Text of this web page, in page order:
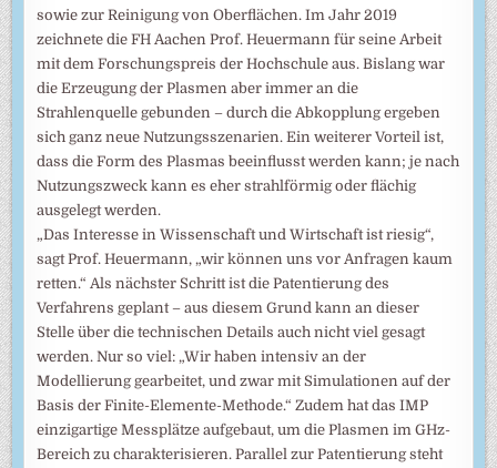
sowie zur Reinigung von Oberflächen. Im Jahr 2019
zeichnete die FH Aachen Prof. Heuermann für seine Arbeit
mit dem Forschungspreis der Hochschule aus. Bislang war
die Erzeugung der Plasmen aber immer an die
Strahlenquelle gebunden – durch die Abkopplung ergeben
sich ganz neue Nutzungsszenarien. Ein weiterer Vorteil ist,
dass die Form des Plasmas beeinflusst werden kann; je nach
Nutzungszweck kann es eher strahlförmig oder flächig
ausgelegt werden.
„Das Interesse in Wissenschaft und Wirtschaft ist riesig“,
sagt Prof. Heuermann, „wir können uns vor Anfragen kaum
retten.“ Als nächster Schritt ist die Patentierung des
Verfahrens geplant – aus diesem Grund kann an dieser
Stelle über die technischen Details auch nicht viel gesagt
werden. Nur so viel: „Wir haben intensiv an der
Modellierung gearbeitet, und zwar mit Simulationen auf der
Basis der Finite-Elemente-Methode.“ Zudem hat das IMP
einzigartige Messplätze aufgebaut, um die Plasmen im GHz-
Bereich zu charakterisieren. Parallel zur Patentierung steht